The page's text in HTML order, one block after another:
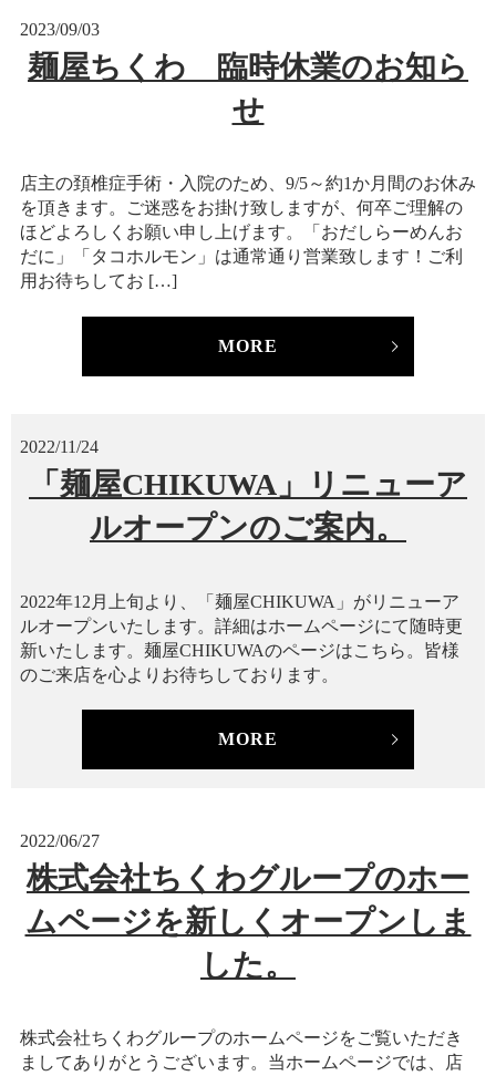
2023/09/03
麺屋ちくわ 臨時休業のお知ら
せ
店主の頚椎症手術・入院のため、9/5～約1か月間のお休み
を頂きます。ご迷惑をお掛け致しますが、何卒ご理解の
ほどよろしくお願い申し上げます。「おだしらーめんお
だに」「タコホルモン」は通常通り営業致します！ご利
用お待ちしてお […]
MORE
2022/11/24
「麺屋CHIKUWA」リニューア
ルオープンのご案内。
2022年12月上旬より、「麺屋CHIKUWA」がリニューア
ルオープンいたします。詳細はホームページにて随時更
新いたします。麺屋CHIKUWAのページはこちら。皆様
のご来店を心よりお待ちしております。
MORE
2022/06/27
株式会社ちくわグループのホー
ムページを新しくオープンしま
した。
株式会社ちくわグループのホームページをご覧いただき
ましてありがとうございます。当ホームページでは、店